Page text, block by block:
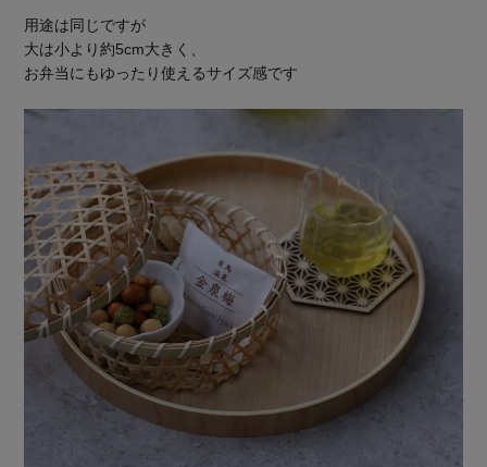
用途は同じですが
大は小より約5cm大きく、
お弁当にもゆったり使えるサイズ感です